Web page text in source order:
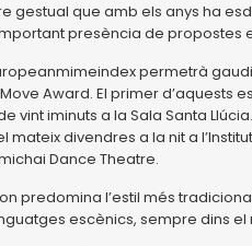
gestual que amb els anys ha
presència de propostes
permetrà
Award. El primer d’aquests
vint iminuts a la Sala Santa
divendres a la nit a
Dance Theatre.
predomina l’estil més
escènics, sempre dins